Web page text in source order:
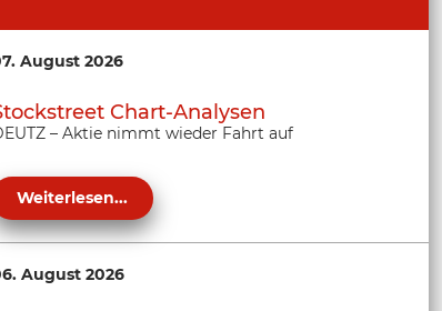
August 2026
Chart-Analysen
– Aktie nimmt wieder Fahrt auf
Weiterlesen...
August 2026